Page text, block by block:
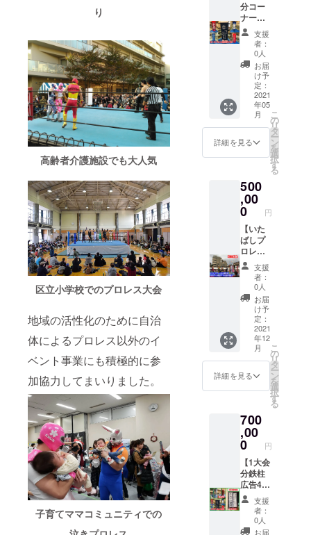
り
高齢者介護施設でも大人気
区立小学校でのプロレス大会
地域の活性化のために自治
体によるプロレス以外のイ
ベント事業にも積極的に参
加協力してまいりました。
子育てママコミュニティでの
意しま
す。備
考欄に
ご希望
日を第1
希望～
第4希望
までご
記入く
ださ
い。 ※1
大会に
つき4組
様まで
となり
レー
ト・ピ
カちゃ
ん選手
が試合
で使用
したマ
スク＆
コス
チュー
ムをご
提供し
ます コ
ス
チュー
けにつ
いて必
ずお読
みくだ
さい ・
試合で
使用し
たマス
ク並び
にコス
チュー
ムです
ので基
本的に
ボロボ
ロです
・リン
グ
シュー
ズは含
ん ・試
合で使
用する
ため新
しいマ
スク並
びにコ
ス
チュー
ムが出
来上
ス
チュー
ム なか
いたへ
そマス
ク選手
が試合
で使用
したマ
スク＆
コス
チュー
ムをご
提供し
ます コ
チュー
ムお届
けにつ
いて必
ずお読
みくだ
さい ・
試合で
使用し
たマス
ク並び
にコス
チュー
ムです
ので基
本的に
ボロボ
ロです
・リン
グ
ズは含
みませ
ん ・試
合で使
用する
ため新
しいマ
スク並
びにコ
チュー
のいっ
ぴ
ん"「中
野製菓
のかり
んと
う」3種
詰め合
わせ
セット
板橋の
いっぴ
んに選
ばれた
黒糖か
糖、三
温糖の
自然な
甘みと
コクの
ある白
かりん
糖、香
ばしい
ピー
ナッツ
をふん
だんに
使用し
た甘さ
控えめ
のピー
ナッツ
かりん
糖の
かりん
糖、3種
類の詰
合せで
す。 ◇
試合使
用済み
マスク
＆コス
チュー
ム はや
望の個
人名ま
たは企
業名店
舗名を
印刷し
ます
(ローマ
字表記)
＜いた
ばしプ
ロレス
からの
お願い
＞ 大切
ンピオ
ンベル
トで
す。本
名、正
式名称
でお願
いしま
す。 ◇
チャン
ピオン
ベルト
を着用
しての
タッグ
チャン
ピオン
とのリ
ング上
での写
チャン
ピオン
ベルト
を着用
して、
タッグ
チャン
ピオン
とリン
グ上で
写真撮
・」と
リング
アナウ
ンサー
がコー
ルしま
す ・弊
社が発
表する
対戦
カード
に「〇
〇様プ
レゼン
ス」の
入りま
す ※お
名前を
載せる
大会、
試合は
弊社に
て決め
させて
いただ
きます
※必ず備
考欄に
ご希望
のお名
前をご
記入く
ださい
＜いた
ばしプ
からの
お願い
＞ ご希
望のお
名前は
実名で
お願い
します
◇リン
グサイ
ド席ペ
ト】
◇4大会
分鉄柱
広告1本
掲示
2021年
5月GW
に4日間
開催さ
れるい
たばし
プロレ
ス板橋
グリー
ンホー
大会の
リング
鉄柱に
広告を
掲示し
ます デ
ザイン
作成等
は頂い
たメー
ルアド
レスに
後日ご
連絡し
ます ◇
指定席
ペア観
戦チ
ケット1
組×4大
5/2(日)
～
5/5(水)
の4日間
開催さ
れるい
たばし
プロレ
ス板橋
グリー
ンホー
分コー
ナー
マット
広告掲
示＋4大
会分指
定席ペ
ア観戦
チケッ
ト1組＋
非売品T
シャツ
＋"板橋
のいっ
ぴ
野製菓
のかり
んと
う」3種
詰め合
わせ
セッ
ト】
◇4大会
分コー
ナー
マット
広告1本
掲示
2021年
5月GW
に4日間
開催さ
れるい
たばし
ス板橋
グリー
ンホー
ル大会4
大会の
リング
内コー
ナー
マット
に広告
を掲示
支援
者：
0人
お届
け予
定：
2021
年05
月
詳細を見る
こ
の
リ
タ
ー
ン
を
選
択
す
る
500
,00
0 円
【いた
ばしプ
ロレス
ミニ大
会を主
催する
ことが
できま
す＋リ
ング上
でのご
紹介＋
出場選
手全員
とリン
グ上で
影＋非
売品T
シャツ
＋"板橋
のいっ
ぴ
ん"「中
野製菓
のかり
んと
う」3種
支援
者：
0人
お届
け予
定：
2021
年12
月
詳細を見る
こ
の
リ
タ
ー
ン
を
選
択
す
る
700
,00
0 円
【1大会
分鉄柱
広告4本
掲示＋1
大会分
コー
ナー
支援
者：
0人
お届